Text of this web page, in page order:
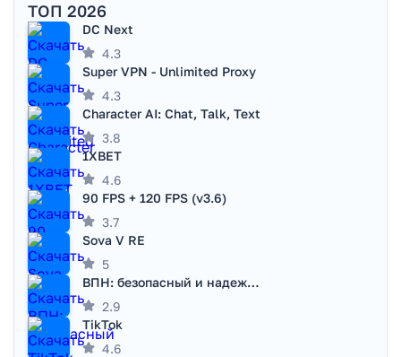
ТОП 2026
DC Next
4.3
Super VPN - Unlimited Proxy
4.3
Character AI: Chat, Talk, Text
3.8
1XBET
4.6
90 FPS + 120 FPS (v3.6)
3.7
Sova V RE
5
ВПН: безопасный и надежный VPN
2.9
TikTok
4.6